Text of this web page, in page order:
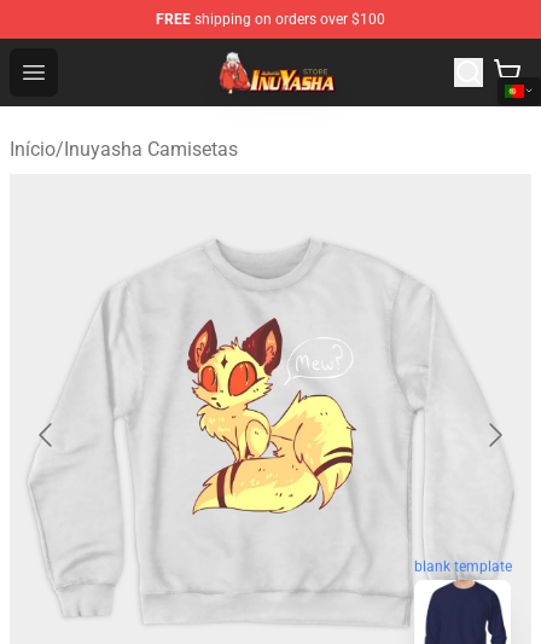
FREE shipping on orders over $100
Open menu
Inuyasha Store - Official Inuyasha Merchandise Shop
Início/Inuyasha Camisetas
blank template